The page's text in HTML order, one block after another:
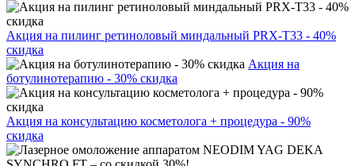
Акция на пилинг ретиноловый миндальный PRX-T33 - 40%
скидка
Акция на
ботулинотерапию - 30% скидка
Акция на консультацию косметолога + процедура - 90%
скидка